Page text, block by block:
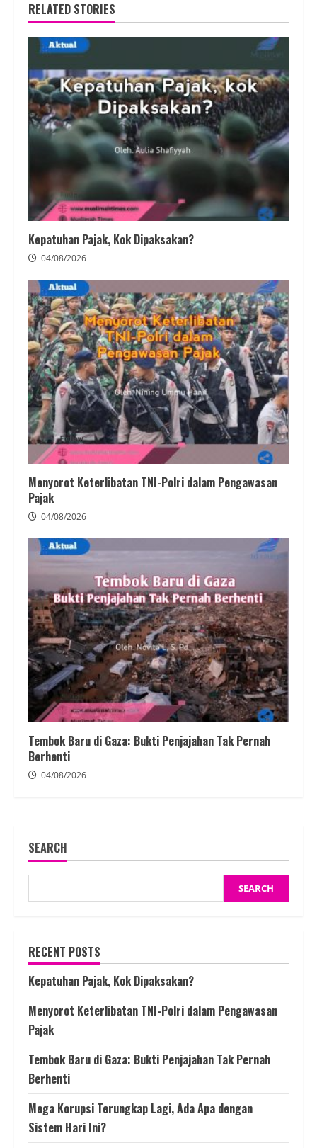
RELATED STORIES
Kepatuhan Pajak, Kok Dipaksakan?
04/08/2026
Menyorot Keterlibatan TNI-Polri dalam Pengawasan
Pajak
04/08/2026
Tembok Baru di Gaza: Bukti Penjajahan Tak Pernah
Berhenti
04/08/2026
SEARCH
SEARCH
RECENT POSTS
Kepatuhan Pajak, Kok Dipaksakan?
Menyorot Keterlibatan TNI-Polri dalam Pengawasan
Pajak
Tembok Baru di Gaza: Bukti Penjajahan Tak Pernah
Berhenti
Mega Korupsi Terungkap Lagi, Ada Apa dengan
Sistem Hari Ini?